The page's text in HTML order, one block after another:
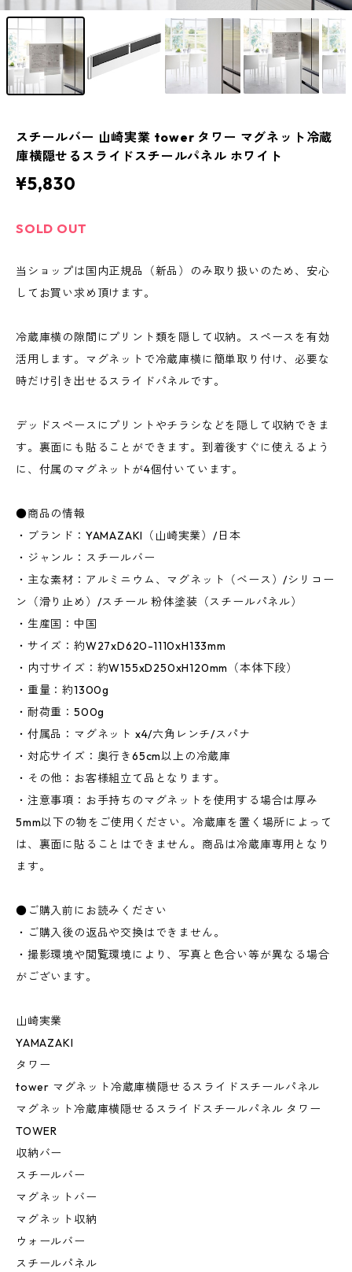
スチールバー 山崎実業 tower タワー マグネット冷蔵
庫横隠せるスライドスチールパネル ホワイト
¥5,830
SOLD OUT
当ショップは国内正規品（新品）のみ取り扱いのため、安心
してお買い求め頂けます。
冷蔵庫横の隙間にプリント類を隠して収納。スペースを有効
活用します。マグネットで冷蔵庫横に簡単取り付け、必要な
時だけ引き出せるスライドパネルです。
デッドスペースにプリントやチラシなどを隠して収納できま
す。裏面にも貼ることができます。到着後すぐに使えるよう
に、付属のマグネットが4個付いています。
●商品の情報
・ブランド：YAMAZAKI（山崎実業）/日本
・ジャンル：スチールバー
・主な素材：アルミニウム、マグネット（ベース）/シリコー
ン（滑り止め）/スチール 粉体塗装（スチールパネル）
・生産国：中国
・サイズ：約W27xD620-1110xH133mm
・内寸サイズ：約W155xD250xH120mm（本体下段）
・重量：約1300g
・耐荷重：500g
・付属品：マグネット x4/六角レンチ/スパナ
・対応サイズ：奥行き65cm以上の冷蔵庫
・その他：お客様組立て品となります。
・注意事項：お手持ちのマグネットを使用する場合は厚み
5mm以下の物をご使用ください。冷蔵庫を置く場所によって
は、裏面に貼ることはできません。商品は冷蔵庫専用となり
ます。
●ご購入前にお読みください
・ご購入後の返品や交換はできません。
・撮影環境や閲覧環境により、写真と色合い等が異なる場合
がございます。
山崎実業
YAMAZAKI
タワー
tower マグネット冷蔵庫横隠せるスライドスチールパネル
マグネット冷蔵庫横隠せるスライドスチールパネル タワー
TOWER
収納バー
スチールバー
マグネットバー
マグネット収納
ウォールバー
スチールパネル